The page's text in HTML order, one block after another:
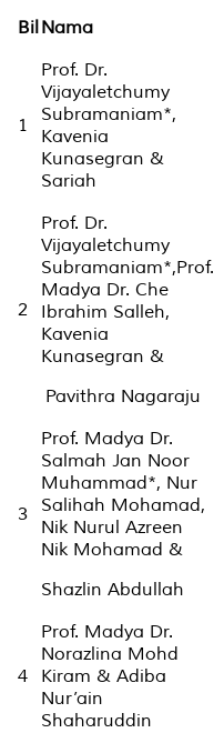
BilNama
1
Prof. Dr.
Vijayaletchumy
Subramaniam*,
Kavenia
Kunasegran &
Sariah
2
Prof. Dr.
Vijayaletchumy
Subramaniam*,Prof.
Madya Dr. Che
Ibrahim Salleh,
Kavenia
Kunasegran &
Pavithra Nagaraju
3
Prof. Madya Dr.
Salmah Jan Noor
Muhammad*, Nur
Salihah Mohamad,
Nik Nurul Azreen
Nik Mohamad &
Shazlin Abdullah
4
Prof. Madya Dr.
Norazlina Mohd
Kiram & Adiba
Nur’ain
Shaharuddin